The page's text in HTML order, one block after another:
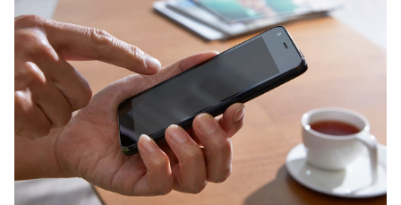
本ファンドは実質的に株式に投資を行いますので、株価変動リ
スクを伴います。一般に株式市場が下落した場合には、本ファ
ンドが実質的に投資を行う株式の価格は下落し、本ファンドの
基準価額が下落し投資元本を割り込むことがあります。また、
株式の発行企業が経営不安、倒産等に陥った場合、当該企業の株
式の価格が大きく下落し、本ファンドの基準価額により大きな
影響を及ぼします。なお、本ファンドは一部新興国の株式に投
資を行いますが、新興国の株価変動は先進国以上に大きいもの
になることが予想されます。
換金価額
換金申込受付日の翌営業日の基準
価額
換金代金
原則として換金申込受付日から起
算して6営業日目から、お申込みの
販売会社を通じてお支払いいたし
ます。
購入時手数料
の手数料率を乗じて得た額をお支
払いただきます。
一律2.75％（税込）
購入金額＝基準価額×購入口数
手数料＝購入金額×手数料率（税
込）
購入代金＝購入金額＋手数料（税
込）